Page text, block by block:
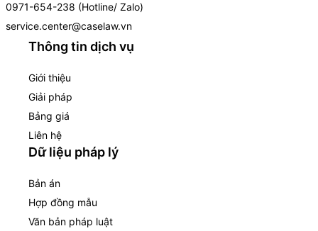
0971-654-238 (Hotline/ Zalo)
service.center@caselaw.vn
Thông tin dịch vụ
Giới thiệu
Giải pháp
Bảng giá
Liên hệ
Dữ liệu pháp lý
Bản án
Hợp đồng mẫu
Văn bản pháp luật